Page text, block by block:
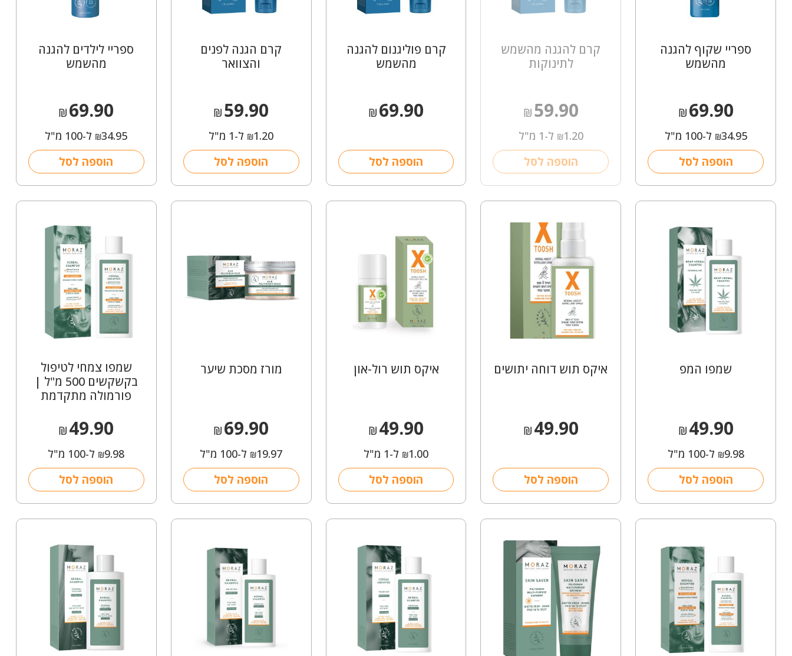
ספריי שקוף להגנה
מהשמש
₪69.90
₪34.95 ל-100 מ"ל
הוספה לסל
קרם להגנה מהשמש
לתינוקות
₪59.90
₪1.20 ל-1 מ"ל
הוספה לסל
קרם פוליגנום להגנה
מהשמש
₪69.90
הוספה לסל
קרם הגנה לפנים
והצוואר
₪59.90
₪1.20 ל-1 מ"ל
הוספה לסל
ספריי לילדים להגנה
מהשמש
₪69.90
₪34.95 ל-100 מ"ל
הוספה לסל
שמפו המפ
₪49.90
₪9.98 ל-100 מ"ל
הוספה לסל
איקס תוש דוחה יתושים
₪49.90
הוספה לסל
איקס תוש רול-און
₪49.90
₪1.00 ל-1 מ"ל
הוספה לסל
מורז מסכת שיער
₪69.90
₪19.97 ל-100 מ"ל
הוספה לסל
שמפו צמחי לטיפול
בקשקשים 500 מ"ל |
פורמולה מתקדמת
₪49.90
₪9.98 ל-100 מ"ל
הוספה לסל